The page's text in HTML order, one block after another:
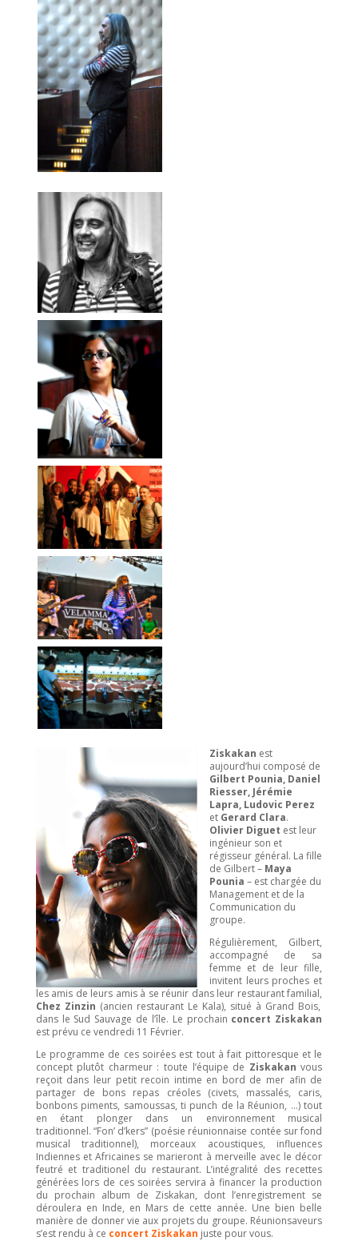
Ziskakan est
aujourd’hui composé de
Gilbert Pounia, Daniel
Riesser, Jérémie
Lapra, Ludovic Perez
et Gerard Clara.
Olivier Diguet est leur
ingénieur son et
régisseur général. La fille
de Gilbert – Maya
Pounia – est chargée du
Management et de la
Communication du
groupe.
Régulièrement, Gilbert,
accompagné de sa
femme et de leur fille,
invitent leurs proches et
les amis de leurs amis à se réunir dans leur restaurant familial,
Chez Zinzin (ancien restaurant Le Kala), situé à Grand Bois,
dans le Sud Sauvage de l’île. Le prochain concert Ziskakan
est prévu ce vendredi 11 Février.
Le programme de ces soirées est tout à fait pittoresque et le
concept plutôt charmeur : toute l’équipe de Ziskakan vous
reçoit dans leur petit recoin intime en bord de mer afin de
partager de bons repas créoles (civets, massalés, caris,
bonbons piments, samoussas, ti punch de la Réunion, …) tout
en étant plonger dans un environnement musical
traditionnel. “Fon’ d’kers” (poésie réunionnaise contée sur fond
musical traditionnel), morceaux acoustiques, influences
Indiennes et Africaines se marieront à merveille avec le décor
feutré et traditionel du restaurant. L’intégralité des recettes
générées lors de ces soirées servira à financer la production
du prochain album de Ziskakan, dont l’enregistrement se
déroulera en Inde, en Mars de cette année. Une bien belle
manière de donner vie aux projets du groupe. Réunionsaveurs
s’est rendu à ce concert Ziskakan juste pour vous.